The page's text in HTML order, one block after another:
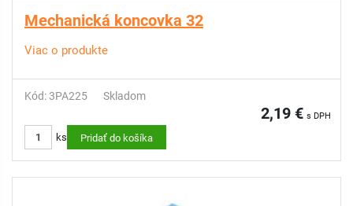
Mechanická koncovka 32
Viac o produkte
Kód: 3PA225 Skladom
2,19 € s DPH
ks Pridať do košíka